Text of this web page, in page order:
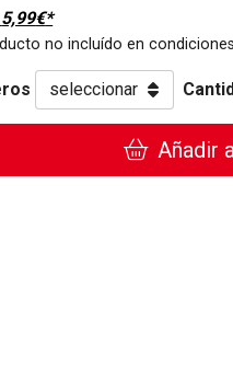
5,99€*
no incluído en
Añadir